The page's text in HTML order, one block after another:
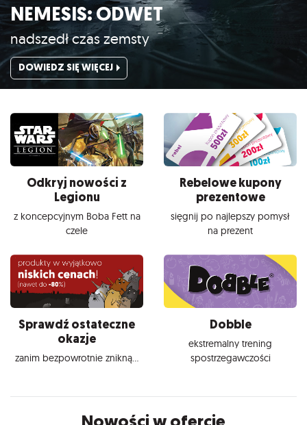
NEMESIS: ODWET
nadszedł czas zemsty
DOWIEDZ SIĘ WIĘCEJ
Odkryj nowości z
Legionu
z koncepcyjnym Boba Fett na
czele
Rebelowe kupony
prezentowe
sięgnij po najlepszy pomysł
na prezent
Sprawdź ostateczne
okazje
zanim bezpowrotnie znikną...
Dobble
ekstremalny trening
spostrzegawczości